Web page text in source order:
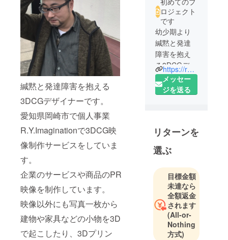
緘黙と発達障害を抱える
3DCGデザイナーです。
愛知県岡崎市で個人事業
R.Y.Imaginationで3DCG映
像制作サービスをしていま
す。
企業のサービスや商品のPR
映像を制作しています。
映像以外にも写真一枚から
建物や家具などの小物を3D
で起こしたり、3Dプリン
ロジェクト
です
幼少期より
緘黙と発達
障害を抱え
る3DCGデザ
イナー
2018年にリ
人事業主と
して活動開
始。
企業のPRや
Youtubeチャ
ンネルのOP
映像などを
手掛ける
https://ryimagination.com
メッセー
ジを送る
リターンを
選ぶ
目標金額
未達なら
全額返金
されます
(All-or-
Nothing
方式)